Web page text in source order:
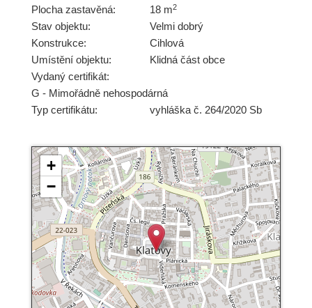
Plocha zastavěná:
18 m2
Stav objektu:
Velmi dobrý
Konstrukce:
Cihlová
Umístění objektu:
Klidná část obce
Vydaný certifikát:
G - Mimořádně nehospodárná
Typ certifikátu:
vyhláška č. 264/2020 Sb
+
−